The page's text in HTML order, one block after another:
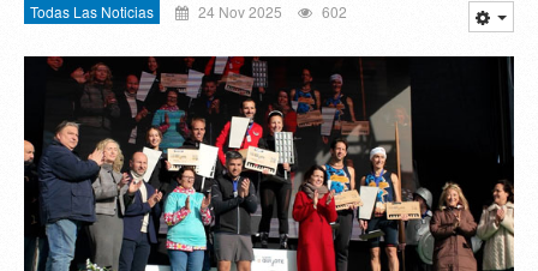
Todas Las Noticias 24 Nov 2025 602